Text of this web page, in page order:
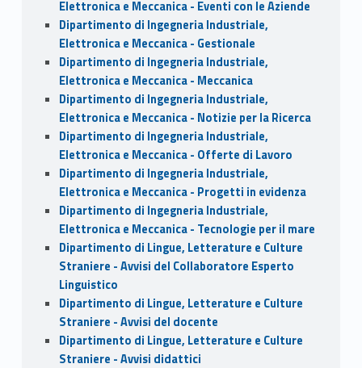
Elettronica e Meccanica - Eventi con le Aziende
Dipartimento di Ingegneria Industriale,
Elettronica e Meccanica - Gestionale
Dipartimento di Ingegneria Industriale,
Elettronica e Meccanica - Meccanica
Dipartimento di Ingegneria Industriale,
Elettronica e Meccanica - Notizie per la Ricerca
Dipartimento di Ingegneria Industriale,
Elettronica e Meccanica - Offerte di Lavoro
Dipartimento di Ingegneria Industriale,
Elettronica e Meccanica - Progetti in evidenza
Dipartimento di Ingegneria Industriale,
Elettronica e Meccanica - Tecnologie per il mare
Dipartimento di Lingue, Letterature e Culture
Straniere - Avvisi del Collaboratore Esperto
Linguistico
Dipartimento di Lingue, Letterature e Culture
Straniere - Avvisi del docente
Dipartimento di Lingue, Letterature e Culture
Straniere - Avvisi didattici